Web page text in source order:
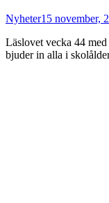
Nyheter15 november,
Läslovet vecka 44
bjuder in alla i